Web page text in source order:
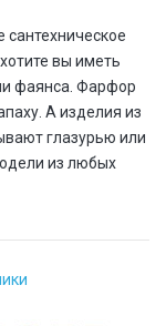
сантехническое
вы иметь
фаянса. Фарфор
А изделия из
глазурью или
из любых